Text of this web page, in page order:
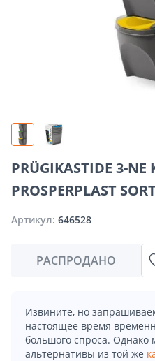
PRÜGIKASTIDE 3-NE
PROSPERPLAST
Артикул: 646528
РАСПРОДАНО
Извините, но
настоящее время
большого спроса.
альтернативы из той же